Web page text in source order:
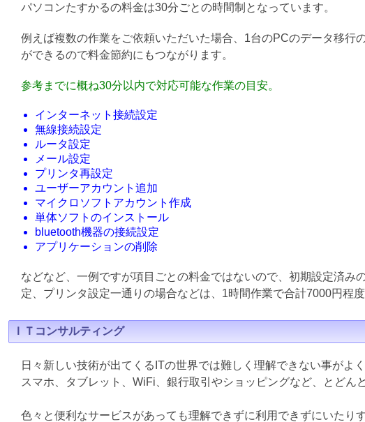
パソコンたすかるの料金は30分ごとの時間制となっています。
例えば複数の作業をご依頼いただいた場合、1台のPCのデータ移
ができるので料金節約にもつながります。
参考までに概ね30分以内で対応可能な作業の目安。
インターネット接続設定
無線接続設定
ルータ設定
メール設定
プリンタ再設定
ユーザーアカウント追加
マイクロソフトアカウント作成
単体ソフトのインストール
bluetooth機器の接続設定
アプリケーションの削除
などなど、一例ですが項目ごとの料金ではないので、初期設定済
定、プリンタ設定一通りの場合などは、1時間作業で合計7000円程
ＩＴコンサルティング
日々新しい技術が出てくるITの世界では難しく理解できない事がよく
スマホ、タブレット、WiFi、銀行取引やショッピングなど、とどん
色々と便利なサービスがあっても理解できずに利用できずにいたり